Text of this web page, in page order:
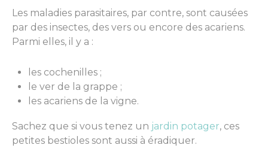
Les maladies parasitaires, par contre, sont causées
par des insectes, des vers ou encore des acariens.
Parmi elles, il y a :
les cochenilles ;
le ver de la grappe ;
les acariens de la vigne.
Sachez que si vous tenez un jardin potager, ces
petites bestioles sont aussi à éradiquer.